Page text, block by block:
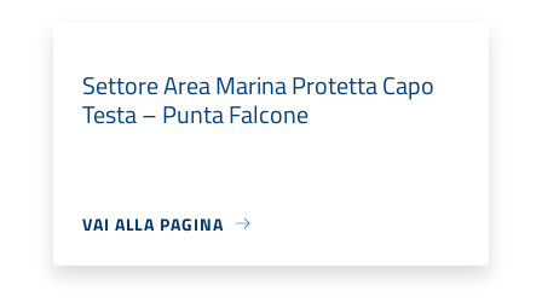
Settore Area Marina Protetta Capo
Testa – Punta Falcone
VAI ALLA PAGINA